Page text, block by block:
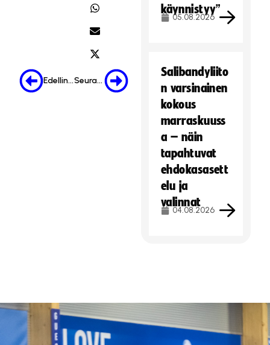
Edellinen Seuraava
käynnistyy”
05.08.2026
Salibandyliito
n varsinainen
kokous
marraskuuss
a – näin
tapahtuvat
ehdokasasett
elu ja
valinnat
04.08.2026